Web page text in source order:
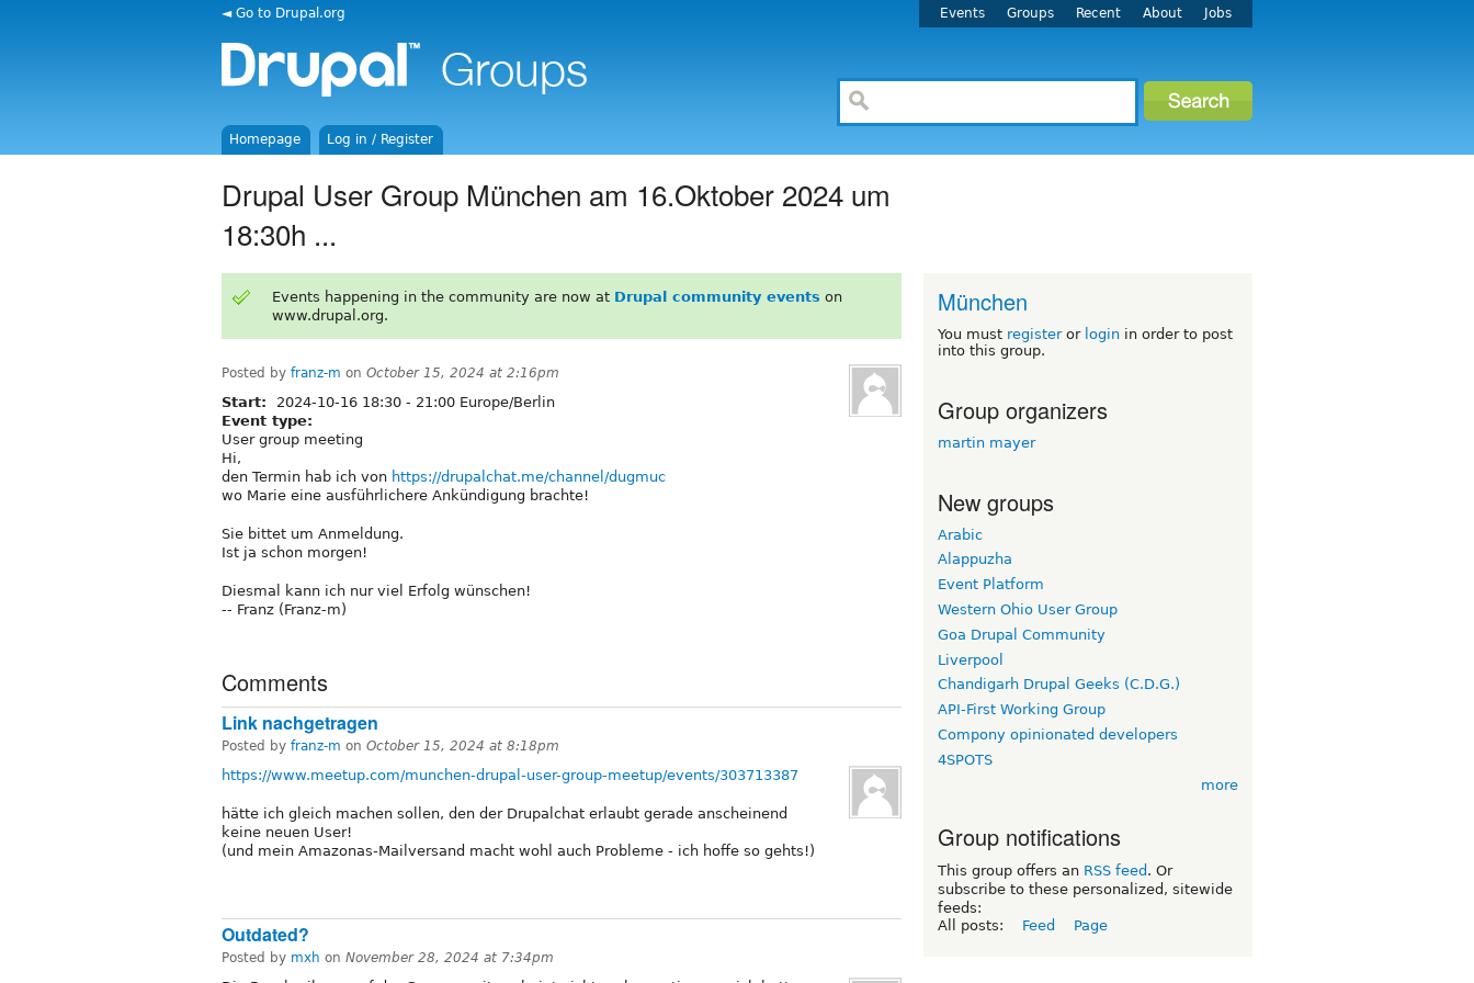
◄ Go to Drupal.org Events Groups Recent About Jobs
Homepage Log in / Register
Drupal User Group München am 16.Oktober 2024 um
18:30h ...
Events happening in the community are now at Drupal community events on
www.drupal.org.
Posted by franz-m on October 15, 2024 at 2:16pm
Start: 2024-10-16 18:30 - 21:00 Europe/Berlin
Event type:
User group meeting
Hi,
den Termin hab ich von https://drupalchat.me/channel/dugmuc
wo Marie eine ausführlichere Ankündigung brachte!
Sie bittet um Anmeldung.
Ist ja schon morgen!
Diesmal kann ich nur viel Erfolg wünschen!
-- Franz (Franz-m)
Comments
Link nachgetragen
Posted by franz-m on October 15, 2024 at 8:18pm
https://www.meetup.com/munchen-drupal-user-group-meetup/events/303713387
hätte ich gleich machen sollen, den der Drupalchat erlaubt gerade anscheinend
keine neuen User!
(und mein Amazonas-Mailversand macht wohl auch Probleme - ich hoffe so gehts!)
Outdated?
Posted by mxh on November 28, 2024 at 7:34pm
München
You must registeror login in order to post
into this group.
Group organizers
martin mayer
New groups
Arabic
Alappuzha
Event Platform
Western Ohio User Group
Goa Drupal Community
Liverpool
Chandigarh Drupal Geeks (C.D.G.)
API-First Working Group
Compony opinionated developers
4SPOTS
more
Group notifications
This group offers an RSS feed . Or
subscribe to these personalized, sitewide
feeds:
All posts:
Feed Page